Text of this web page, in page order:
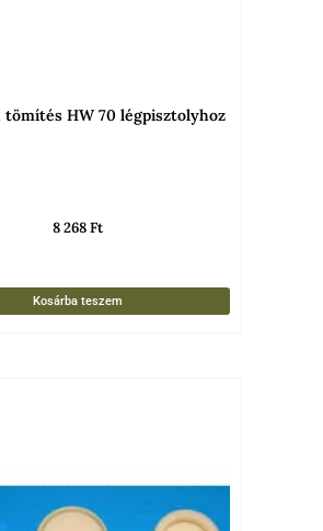
HW 70 légpisztolyhoz
8 268Ft
Kosárba teszem